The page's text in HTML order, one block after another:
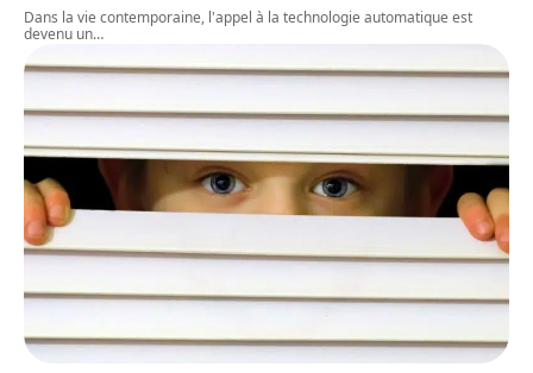
Dans la vie contemporaine, l'appel à la technologie automatique est
devenu un…